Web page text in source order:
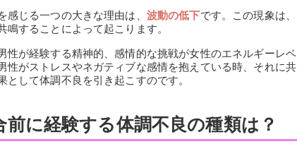
じる一つの大きな理由は、 波動の低下です。この現象は、
することによって起こります。
性が経験する精神的、感情的な挑戦が女性のエネルギーレベ
性がストレスやネガティブな感情を抱えている時、それに共
して体調不良を引き起こすのです。
に経験する体調不良の種類は？